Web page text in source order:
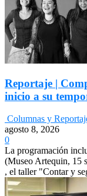
Reportaje |
inicio a su
Columnas y
agosto 8, 2026
0
La programación
(Museo Artequin, 15
, el taller "Contar y